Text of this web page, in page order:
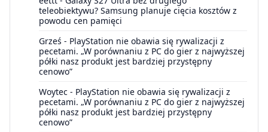
teleobiektywu? Samsung planuje cięcia kosztów z
powodu cen pamięci
Grześ - PlayStation nie obawia się rywalizacji z
pecetami. „W porównaniu z PC do gier z najwyższej
półki nasz produkt jest bardziej przystępny
cenowo”
Woytec - PlayStation nie obawia się rywalizacji z
pecetami. „W porównaniu z PC do gier z najwyższej
półki nasz produkt jest bardziej przystępny
cenowo”